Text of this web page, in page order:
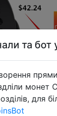
та бот
монет
для